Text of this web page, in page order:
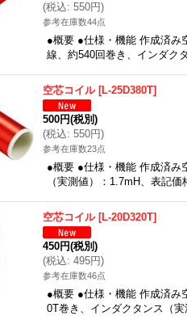
(税込: 550円)
参考在庫数44点
●概要 ●仕様・機能 作成済み
線、約540回巻き、インダク
空芯コイル [L-25D380T]
500円(税別)
(税込: 550円)
参考在庫数23点
●概要 ●仕様・機能 作成済み
（実測値）：1.7mH、表記価
空芯コイル [L-20D320T]
450円(税別)
(税込: 495円)
参考在庫数46点
●概要 ●仕様・機能 作成済み
0T巻き、インダクタンス（